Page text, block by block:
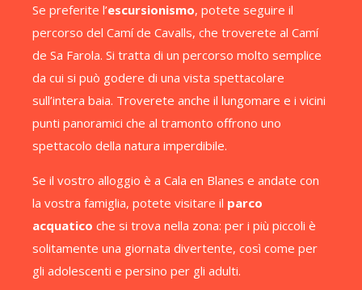
Se preferite l’escursionismo, potete seguire il
percorso del Camí de Cavalls, che troverete al Camí
de Sa Farola. Si tratta di un percorso molto semplice
da cui si può godere di una vista spettacolare
sull’intera baia. Troverete anche il lungomare e i vicini
punti panoramici che al tramonto offrono uno
spettacolo della natura imperdibile.
Se il vostro alloggio è a Cala en Blanes e andate con
la vostra famiglia, potete visitare il parco
acquatico che si trova nella zona: per i più piccoli è
solitamente una giornata divertente, così come per
gli adolescenti e persino per gli adulti.